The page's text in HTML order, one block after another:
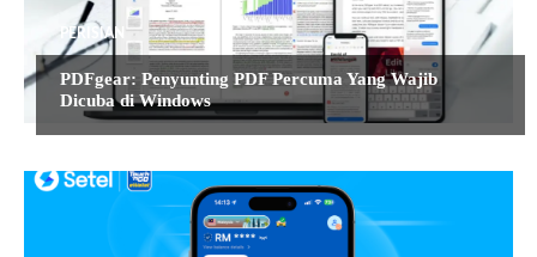
PERISIAN
PDFgear: Penyunting PDF Percuma Yang Wajib
Dicuba di Windows